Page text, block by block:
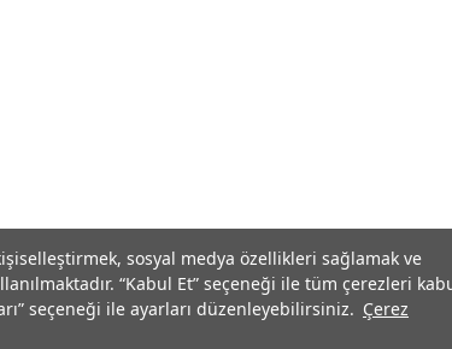
sosyal medya özellikleri sağlamak ve
“Kabul Et” seçeneği ile tüm çerezleri
seçeneği ile ayarları düzenleyebilirsiniz. Çerez
| ikas E-Ticaret Altyapısı ile Hazırlanmıştır